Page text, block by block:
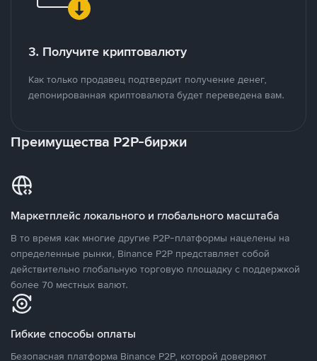
3. Получите криптовалюту
Как только продавец подтвердит получение денег,
депонированная криптовалюта будет переведена вам.
Преимущества P2P-биржи
Маркетплейс локального и глобального масштаба
В то время как многие другие P2P-платформы нацелены на
определенные рынки, Binance P2P представляет собой
действительно глобальную торговую площадку с поддержкой
более 70 местных валют.
Гибкие способы оплаты
Безопасная платформа Binance P2P, которой доверяют